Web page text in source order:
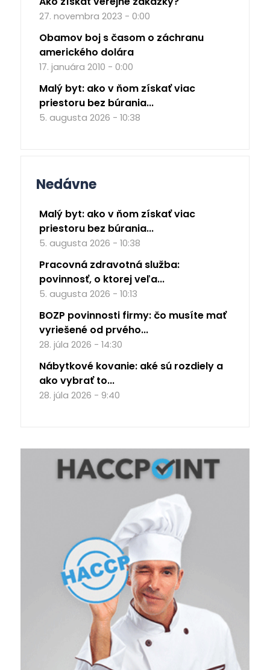
27. novembra 2023 - 0:00
Obamov boj s časom o záchranu
amerického dolára
17. januára 2010 - 0:00
Malý byt: ako v ňom získať viac
priestoru bez búrania...
5. augusta 2026 - 10:38
Nedávne
Malý byt: ako v ňom získať viac
priestoru bez búrania...
5. augusta 2026 - 10:38
Pracovná zdravotná služba:
povinnosť, o ktorej veľa...
5. augusta 2026 - 10:13
BOZP povinnosti firmy: čo musíte mať
vyriešené od prvého...
28. júla 2026 - 14:30
Nábytkové kovanie: aké sú rozdiely a
ako vybrať to...
28. júla 2026 - 9:40